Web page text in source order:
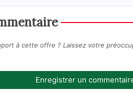
à cette offre ? Laissez votre
Enregistrer un